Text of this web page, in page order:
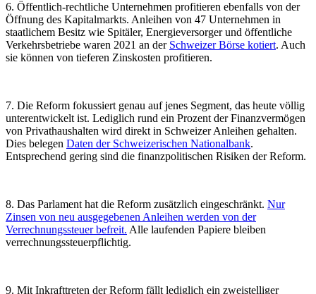
6. Öffentlich-rechtliche Unternehmen profitieren ebenfalls von der
Öffnung des Kapitalmarkts. Anleihen von 47 Unternehmen in
staatlichem Besitz wie Spitäler, Energieversorger und öffentliche
Verkehrsbetriebe waren 2021 an der Schweizer Börse kotiert. Auch
sie können von tieferen Zinskosten profitieren.
7. Die Reform fokussiert genau auf jenes Segment, das heute völlig
unterentwickelt ist. Lediglich rund ein Prozent der Finanzvermögen
von Privathaushalten wird direkt in Schweizer Anleihen gehalten.
Dies belegen Daten der Schweizerischen Nationalbank.
Entsprechend gering sind die finanzpolitischen Risiken der Reform.
8. Das Parlament hat die Reform zusätzlich eingeschränkt. Nur
Zinsen von neu ausgegebenen Anleihen werden von der
Verrechnungssteuer befreit. Alle laufenden Papiere bleiben
verrechnungssteuerpflichtig.
9. Mit Inkrafttreten der Reform fällt lediglich ein zweistelliger